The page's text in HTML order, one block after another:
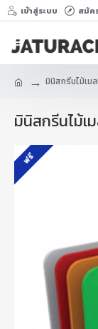
เข้าสู่ระบบ สมัค
มินิสกรีนไม้เม
มินิสกรีนไม้เ
ฟรี